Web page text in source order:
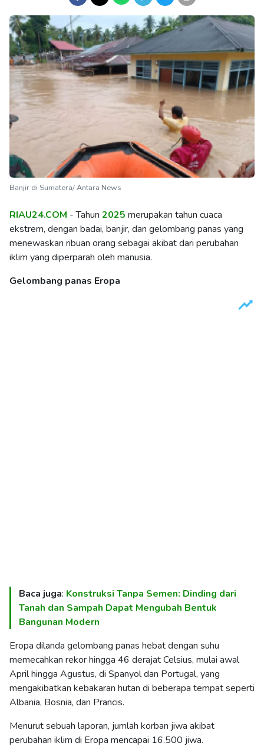
Banjir di Sumatera/ Antara News
RIAU24.COM - Tahun 2025 merupakan tahun cuaca
ekstrem, dengan badai, banjir, dan gelombang panas yang
menewaskan ribuan orang sebagai akibat dari perubahan
iklim yang diperparah oleh manusia.
Gelombang panas Eropa
Baca juga: Konstruksi Tanpa Semen: Dinding dari
Tanah dan Sampah Dapat Mengubah Bentuk
Bangunan Modern
Eropa dilanda gelombang panas hebat dengan suhu
memecahkan rekor hingga 46 derajat Celsius, mulai awal
April hingga Agustus, di Spanyol dan Portugal, yang
mengakibatkan kebakaran hutan di beberapa tempat seperti
Albania, Bosnia, dan Prancis.
Menurut sebuah laporan, jumlah korban jiwa akibat
perubahan iklim di Eropa mencapai 16.500 jiwa.